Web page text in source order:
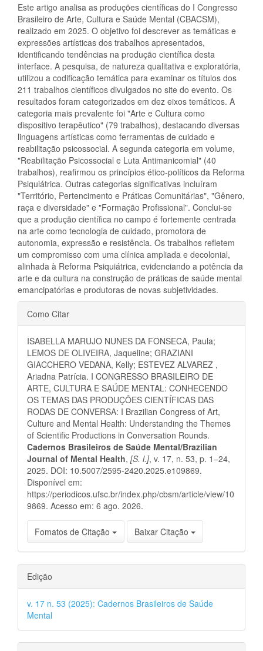
Este artigo analisa as produções científicas do I Congresso
Brasileiro de Arte, Cultura e Saúde Mental (CBACSM),
realizado em 2025. O objetivo foi descrever as temáticas e
expressões artísticas dos trabalhos apresentados,
identificando tendências na produção científica desta
interface. A pesquisa, de natureza qualitativa e exploratória,
utilizou a codificação temática para examinar os títulos dos
211 trabalhos científicos divulgados no site do evento. Os
resultados foram categorizados em dez eixos temáticos. A
categoria mais prevalente foi "Arte e Cultura como
dispositivo terapêutico" (79 trabalhos), destacando diversas
linguagens artísticas como ferramentas de cuidado e
reabilitação psicossocial. A segunda categoria em volume,
"Reabilitação Psicossocial e Luta Antimanicomial" (40
trabalhos), reafirmou os princípios ético-políticos da Reforma
Psiquiátrica. Outras categorias significativas incluíram
"Território, Pertencimento e Práticas Comunitárias", "Gênero,
raça e diversidade" e "Formação Profissional". Conclui-se
que a produção científica no campo é fortemente centrada
na arte como tecnologia de cuidado, promotora de
autonomia, expressão e resistência. Os trabalhos refletem
um compromisso com uma clínica ampliada e decolonial,
alinhada à Reforma Psiquiátrica, evidenciando a potência da
arte e da cultura na construção de práticas de saúde mental
emancipatórias e produtoras de novas subjetividades.
Detalhes
do
artigo
Como Citar
ISABELLA MARUJO NUNES DA FONSECA, Paula;
LEMOS DE OLIVEIRA, Jaqueline; GRAZIANI
GIACCHERO VEDANA, Kelly; ESTEVEZ ALVAREZ ,
Ariadna Patrícia. I CONGRESSO BRASILEIRO DE
ARTE, CULTURA E SAÚDE MENTAL: CONHECENDO
OS TEMAS DAS PRODUÇÕES CIENTÍFICAS DAS
RODAS DE CONVERSA: I Brazilian Congress of Art,
Culture and Mental Health: Understanding the Themes
of Scientific Productions in Conversation Rounds.
Cadernos Brasileiros de Saúde Mental/Brazilian
Journal of Mental Health, [S. l.], v. 17, n. 53, p. 1–24,
2025. DOI: 10.5007/2595-2420.2025.e109869.
Disponível em:
https://periodicos.ufsc.br/index.php/cbsm/article/view/10
9869. Acesso em: 6 ago. 2026.
Fomatos de Citação Baixar Citação
Edição
v. 17 n. 53 (2025): Cadernos Brasileiros de Saúde
Mental